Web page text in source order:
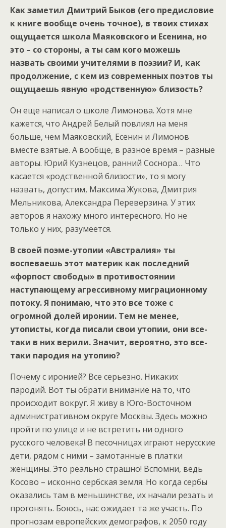
Как заметил Дмитрий Быков (его предисловие
к книге вообще очень точное), в твоих стихах
ощущается школа Маяковского и Есенина, но
это – со стороны, а ты сам кого можешь
назвать своими учителями в поэзии? И, как
продолжение, с кем из современных поэтов ты
ощущаешь явную «родственную» близость?
Он еще написал о школе Лимонова. Хотя мне
кажется, что Андрей Белый повлиял на меня
больше, чем Маяковский, Есенин и Лимонов
вместе взятые. А вообще, в разное время – разные
авторы. Юрий Кузнецов, ранний Соснора… Что
касается «родственной близости», то я могу
назвать, допустим, Максима Жукова, Дмитрия
Мельникова, Александра Переверзина. У этих
авторов я нахожу много интересного. Но не
только у них, разумеется.
В своей поэме-утопии «Австралия» ты
воспеваешь этот материк как последний
«форпост свободы» в противостоянии
наступающему агрессивному миграционному
потоку. Я понимаю, что это все тоже с
огромной долей иронии. Тем не менее,
утописты, когда писали свои утопии, они все-
таки в них верили. Значит, вероятно, это все-
таки пародия на утопию?
Почему с иронией? Все серьезно. Никаких
пародий. Вот ты обрати внимание на то, что
происходит вокруг. Я живу в Юго-Восточном
административном округе Москвы. Здесь можно
пройти по улице и не встретить ни одного
русского человека! В песочницах играют нерусские
дети, рядом с ними – замотанные в платки
женщины. Это реально страшно! Вспомни, ведь
Косово – исконно сербская земля. Но когда сербы
оказались там в меньшинстве, их начали резать и
прогонять. Боюсь, нас ожидает та же участь. По
прогнозам европейских демографов, к 2050 году